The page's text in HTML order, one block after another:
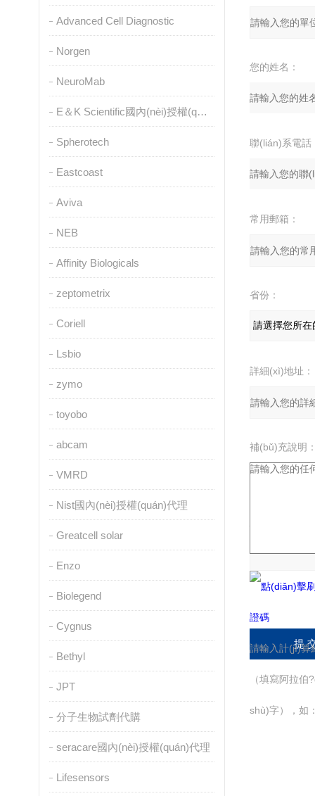
Advanced Cell Diagnostic
Norgen
NeuroMab
E＆K Scientific國內(nèi)授權(quán)代理
Spherotech
Eastcoast
Aviva
NEB
Affinity Biologicals
zeptometrix
Coriell
Lsbio
zymo
toyobo
abcam
VMRD
Nist國內(nèi)授權(quán)代理
Greatcell solar
Enzo
Biolegend
Cygnus
Bethyl
JPT
分子生物試劑代購
seracare國內(nèi)授權(quán)代理
Lifesensors
您的姓名：
聯(lián)系電話
常用郵箱：
省份：
詳細(xì)地址：
補(bǔ)充說明
請輸入計(jì)算
（填寫阿拉伯
shù)字），